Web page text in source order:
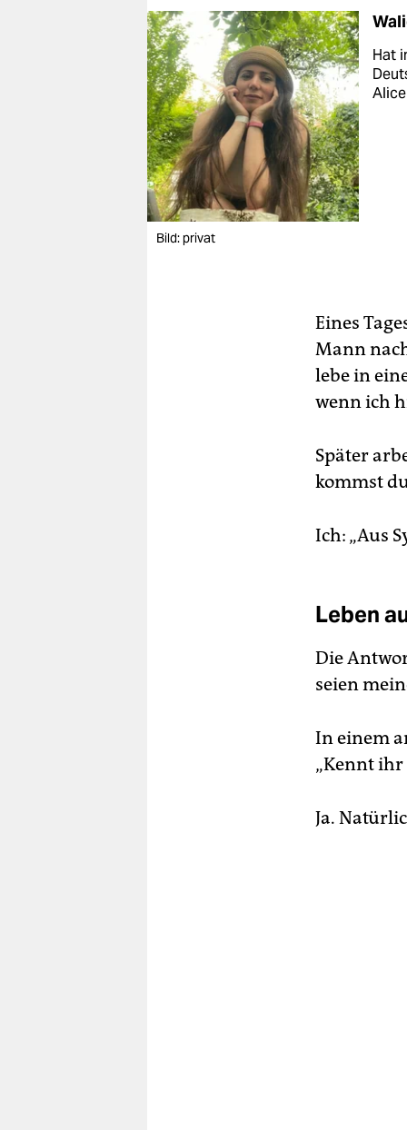
Bild: privat
Hat
Eines
Mann
lebe in
wenn ich
Später
kommst
Ich: „Aus
Leben
Die
seien
In einem
„Kennt ihr
Ja.